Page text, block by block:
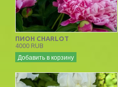
ПИОН CHARLOT
4000 RUB
Добавить в корзину